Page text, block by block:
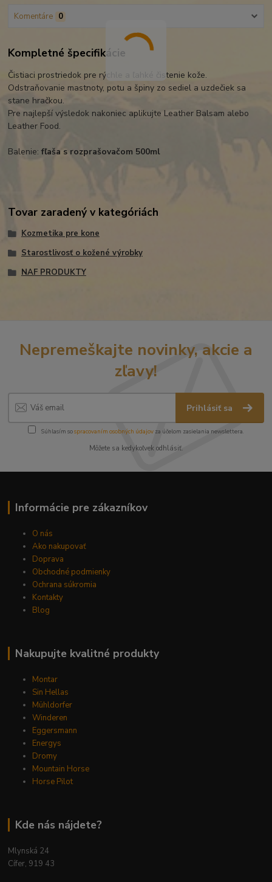
Komentáre 0
Kompletné špecifikácie
Čistiaci prostriedok pre rýchle a ľahké čistenie kože.
Odstraňovanie mastnoty, potu a špiny zo sediel a uzdečiek sa
stane hračkou.
Pre najlepší výsledok nakoniec aplikujte Leather Balsam alebo
Leather Food.
Balenie:fľaša s rozprašovačom 500ml
Tovar zaradený v kategóriách
Kozmetika pre kone
Starostlivosť o kožené výrobky
NAF PRODUKTY
Nepremeškajte novinky, akcie a
zľavy!
Prihlásiť sa
Súhlasím sospracovaním osobných údajov za účelom zasielania newslettera.
Môžete sa kedykoľvek odhlásiť.
Informácie pre zákazníkov
O nás
Ako nakupovať
Doprava
Obchodné podmienky
Ochrana súkromia
Kontakty
Blog
Nakupujte kvalitné produkty
Montar
Sin Hellas
Mühldorfer
Winderen
Eggersmann
Energys
Dromy
Mountain Horse
Horse Pilot
Kde nás nájdete?
Mlynská 24
Cífer, 919 43